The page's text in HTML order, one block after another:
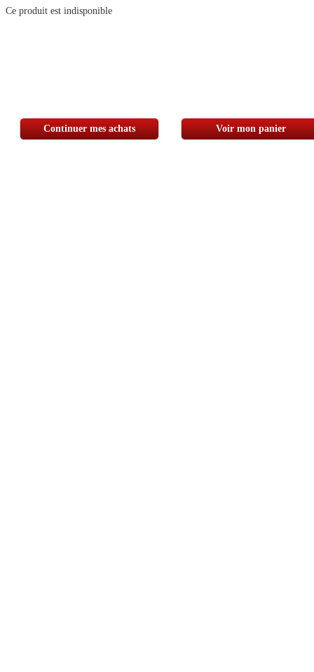
Ce produit est indisponible
Continuer mes achats Voir mon panier